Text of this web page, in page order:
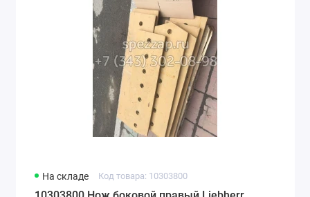
На складе Код товара: 10303800